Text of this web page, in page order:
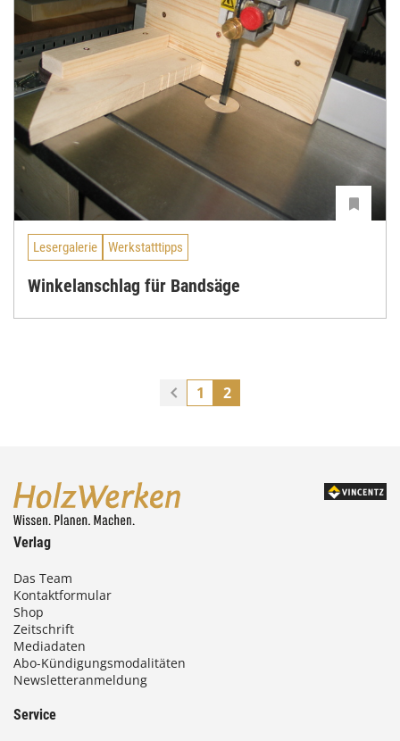
Lesergalerie Werkstatttipps
Winkelanschlag für Bandsäge
1 2
Verlag
Das Team
Kontaktformular
Shop
Zeitschrift
Mediadaten
Abo-Kündigungsmodalitäten
Newsletteranmeldung
Service